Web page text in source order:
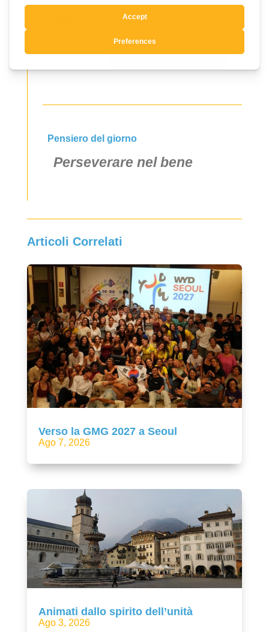
Pensiero del giorno
Perseverare nel bene
Articoli Correlati
Verso la GMG 2027 a Seoul
Ago 7, 2026
Animati dallo spirito dell’unità
Ago 3, 2026